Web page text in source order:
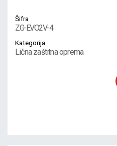
Šifra
ZG-EVO2V-4
Kategorija
Lična zaštitna oprema